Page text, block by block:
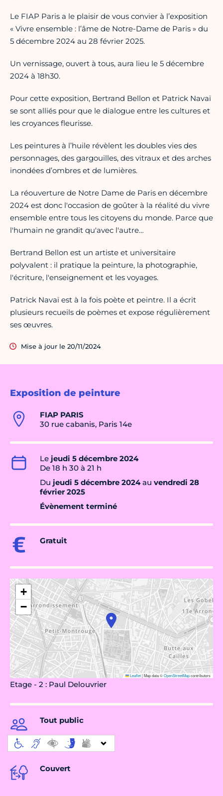
Exposition de peinture
FIAP PARIS
30 rue cabanis, Paris 14e
Le jeudi 5 décembre 2024
De 18 h 30 à 21 h
Du jeudi 5 décembre 2024au vendredi 28
février 2025
Évènement terminé
Gratuit
+
−
Leaflet|Map data ©OpenStreetMapcontributors
Etage - 2 : Paul Delouvrier
Tout public
Couvert
Le FIAP Paris a le plaisir de vous convier à l’exposition
« Vivre ensemble : l’âme de Notre-Dame de Paris » du
5 décembre 2024 au 28 février 2025.
Un vernissage, ouvert à tous, aura lieu le 5 décembre
2024 à 18h30.
Pour cette exposition, Bertrand Bellon et Patrick Navaï
se sont alliés pour que le dialogue entre les cultures et
les croyances fleurisse.
Les peintures à l’huile révèlent les doubles vies des
personnages, des gargouilles, des vitraux et des arches
inondées d’ombres et de lumières.
La réouverture de Notre Dame de Paris en décembre
2024 est donc l'occasion de goûter à la réalité du vivre
ensemble entre tous les citoyens du monde. Parce que
l'humain ne grandit qu'avec l'autre…
Bertrand Bellon est un artiste et universitaire
polyvalent : il pratique la peinture, la photographie,
l'écriture, l'enseignement et les voyages.
Patrick Navaï est à la fois poète et peintre. Il a écrit
plusieurs recueils de poèmes et expose régulièrement
ses œuvres.
Mise à jour le 20/11/2024